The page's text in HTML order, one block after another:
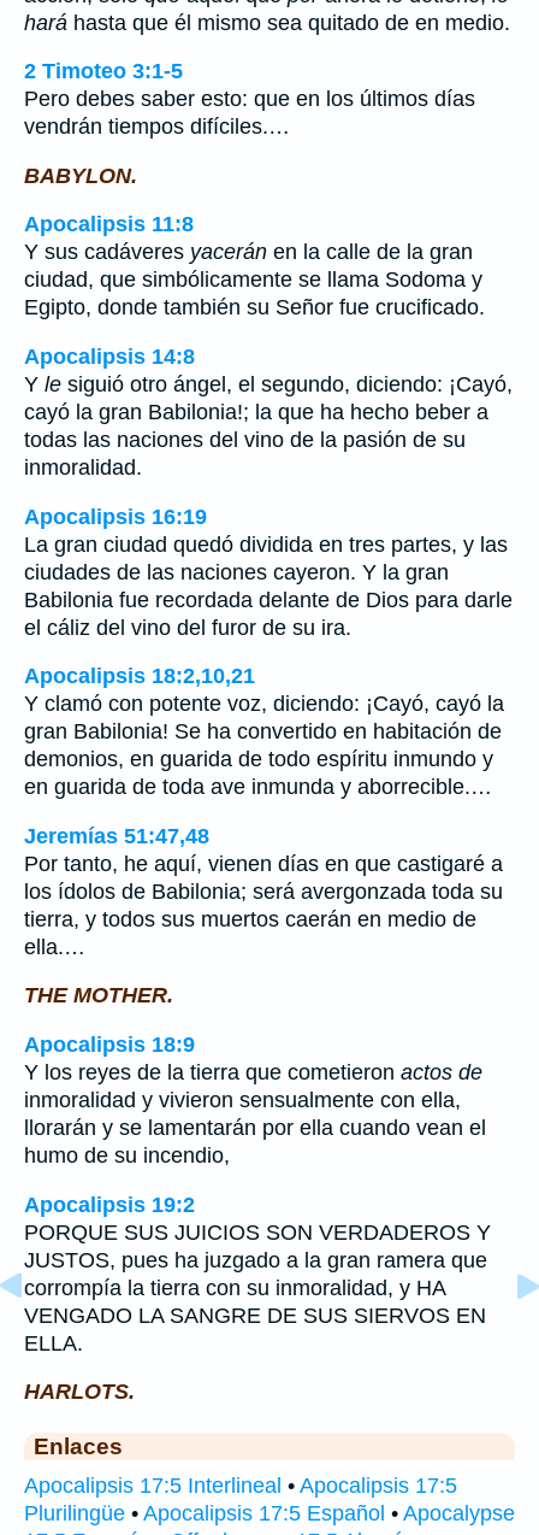
hará hasta que él mismo sea quitado de en medio.
2 Timoteo 3:1-5
Pero debes saber esto: que en los últimos días
vendrán tiempos difíciles.…
BABYLON.
Apocalipsis 11:8
Y sus cadáveres yacerán en la calle de la gran
ciudad, que simbólicamente se llama Sodoma y
Egipto, donde también su Señor fue crucificado.
Apocalipsis 14:8
Y le siguió otro ángel, el segundo, diciendo: ¡Cayó,
cayó la gran Babilonia!; la que ha hecho beber a
todas las naciones del vino de la pasión de su
inmoralidad.
Apocalipsis 16:19
La gran ciudad quedó dividida en tres partes, y las
ciudades de las naciones cayeron. Y la gran
Babilonia fue recordada delante de Dios para darle
el cáliz del vino del furor de su ira.
Apocalipsis 18:2,10,21
Y clamó con potente voz, diciendo: ¡Cayó, cayó la
gran Babilonia! Se ha convertido en habitación de
demonios, en guarida de todo espíritu inmundo y
en guarida de toda ave inmunda y aborrecible.…
Jeremías 51:47,48
Por tanto, he aquí, vienen días en que castigaré a
los ídolos de Babilonia; será avergonzada toda su
tierra, y todos sus muertos caerán en medio de
ella.…
THE MOTHER.
Apocalipsis 18:9
Y los reyes de la tierra que cometieron actos de
inmoralidad y vivieron sensualmente con ella,
llorarán y se lamentarán por ella cuando vean el
humo de su incendio,
Apocalipsis 19:2
PORQUE SUS JUICIOS SON VERDADEROS Y
JUSTOS, pues ha juzgado a la gran ramera que
corrompía la tierra con su inmoralidad, y HA
VENGADO LA SANGRE DE SUS SIERVOS EN
ELLA.
HARLOTS.
Enlaces
Apocalipsis 17:5 Interlineal • Apocalipsis 17:5
Plurilingüe • Apocalipsis 17:5 Español • Apocalypse